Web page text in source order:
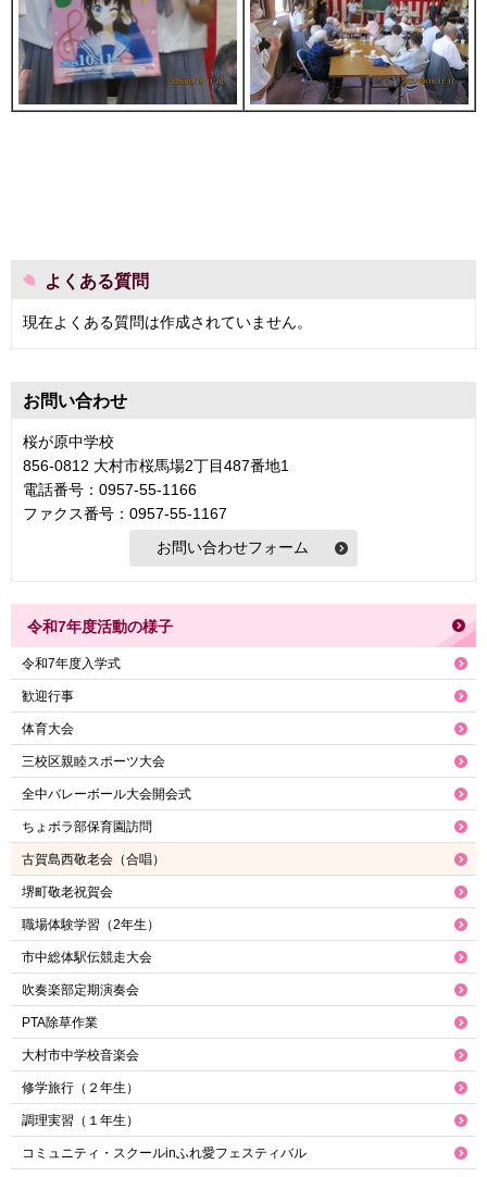
よくある質問
現在よくある質問は作成されていません。
お問い合わせ
桜が原中学校
856-0812 大村市桜馬場2丁目487番地1
電話番号：0957-55-1166
ファクス番号：0957-55-1167
令和7年度活動の様子
令和7年度入学式
歓迎行事
体育大会
三校区親睦スポーツ大会
全中バレーボール大会開会式
ちょボラ部保育園訪問
古賀島西敬老会（合唱）
堺町敬老祝賀会
職場体験学習（2年生）
市中総体駅伝競走大会
吹奏楽部定期演奏会
PTA除草作業
大村市中学校音楽会
修学旅行（２年生）
調理実習（１年生）
コミュニティ・スクールinふれ愛フェスティバル